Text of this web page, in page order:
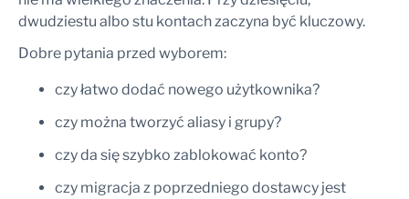
dwudziestu albo stu kontach zaczyna być kluczowy.
Dobre pytania przed wyborem:
czy łatwo dodać nowego użytkownika?
czy można tworzyć aliasy i grupy?
czy da się szybko zablokować konto?
czy migracja z poprzedniego dostawcy jest